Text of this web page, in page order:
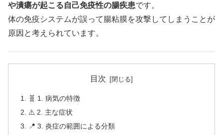
や潰瘍が起こる自己免疫性の腸疾患です。
体の免疫システムが誤って腸粘膜を攻撃してしまうことが
原因と考えられています。
目次
🧬 1. 病気の特徴
⚠️ 2. 主な症状
📍 3. 炎症の範囲による分類